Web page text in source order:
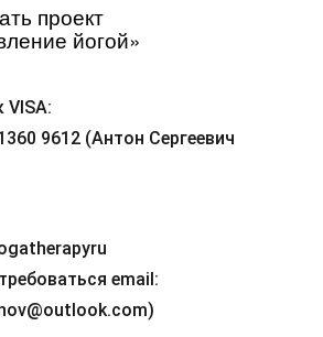
проект
йогой»
VISA:
9612 (Антон Сергеевич
email: